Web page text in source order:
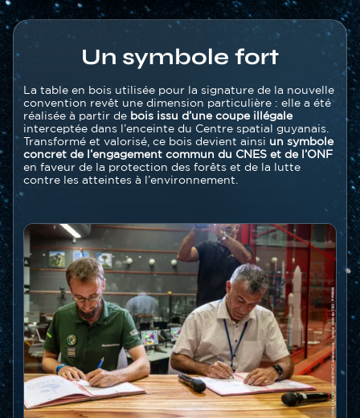
Un symbole fort
Texte
La table en bois utilisée pour la signature de la nouvelle
convention revêt une dimension particulière : elle a été
réalisée à partir de bois issu d’une coupe illégale
interceptée dans l’enceinte du Centre spatial guyanais.
Transformé et valorisé, ce bois devient ainsi un symbole
concret de l’engagement commun du CNES et de l’ONF
en faveur de la protection des forêts et de la lutte
contre les atteintes à l’environnement.
Image
Image